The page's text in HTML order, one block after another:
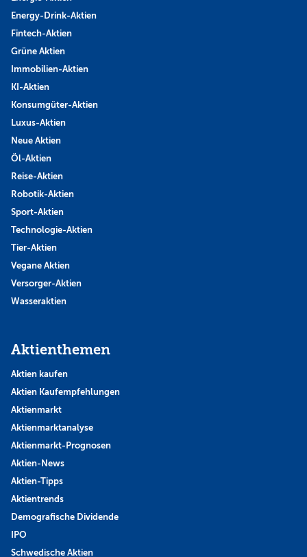
Energy-Drink-Aktien
Fintech-Aktien
Grüne Aktien
Immobilien-Aktien
KI-Aktien
Konsumgüter-Aktien
Luxus-Aktien
Neue Aktien
Öl-Aktien
Reise-Aktien
Robotik-Aktien
Sport-Aktien
Technologie-Aktien
Tier-Aktien
Vegane Aktien
Versorger-Aktien
Wasseraktien
Aktienthemen
Aktien kaufen
Aktien Kaufempfehlungen
Aktienmarkt
Aktienmarktanalyse
Aktienmarkt-Prognosen
Aktien-News
Aktien-Tipps
Aktientrends
Demografische Dividende
IPO
Schwedische Aktien